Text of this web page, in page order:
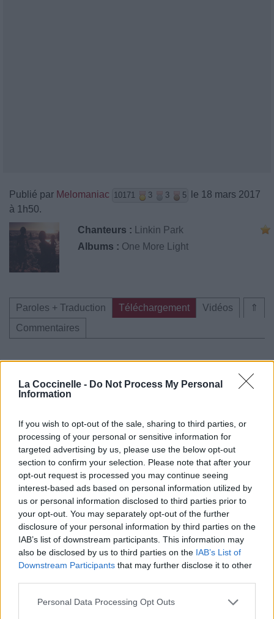
La Coccinelle - Do Not Process My Personal
Information
If you wish to opt-out of the sale, sharing to third parties, or
processing of your personal or sensitive information for
targeted advertising by us, please use the below opt-out
section to confirm your selection. Please note that after your
opt-out request is processed you may continue seeing
interest-based ads based on personal information utilized by
us or personal information disclosed to third parties prior to
your opt-out. You may separately opt-out of the further
disclosure of your personal information by third parties on the
IAB’s list of downstream participants. This information may
also be disclosed by us to third parties on the IAB’s List of
Downstream Participants that may further disclose it to other
Personal Data Processing Opt Outs
Publié par Melomaniac 10171 3 3 5
le 18 mars 2017
à 1h50.
Chanteurs :
Linkin Park
Albums : One More Light
⇑
Paroles + Traduction Téléchargement
Vidéos
Commentaires
Pour prolonger le plaisir musical :
Télécharger légalement les MP3 sur
Télécharger légalement les MP3 ou trouver le CD sur
Trouver des vinyles et des CD sur
Trouver un instrument de musique ou une partition au
meilleur prix sur
Paroles + Traduction Téléchargement
Vidéos
Commentaires
Voir la vidéo de «Battle
Symphony»